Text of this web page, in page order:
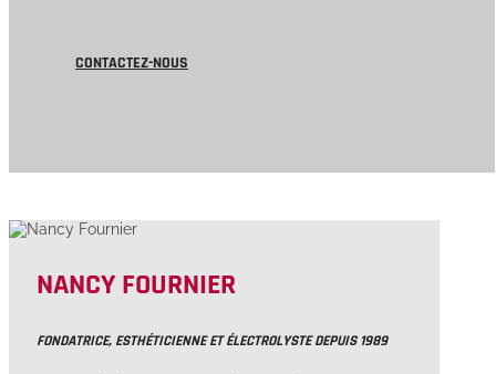
CONTACTEZ-NOUS
NANCY FOURNIER
FONDATRICE, ESTHÉTICIENNE ET ÉLECTROLYSTE DEPUIS 1989